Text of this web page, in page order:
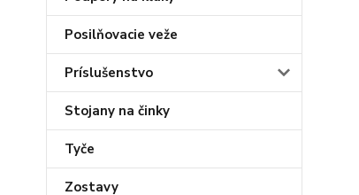
Posilňovacie veže
Príslušenstvo
Stojany na činky
Tyče
Zostavy